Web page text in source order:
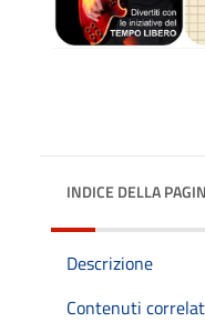
INDICE DELLA
Descrizione
Contenuti